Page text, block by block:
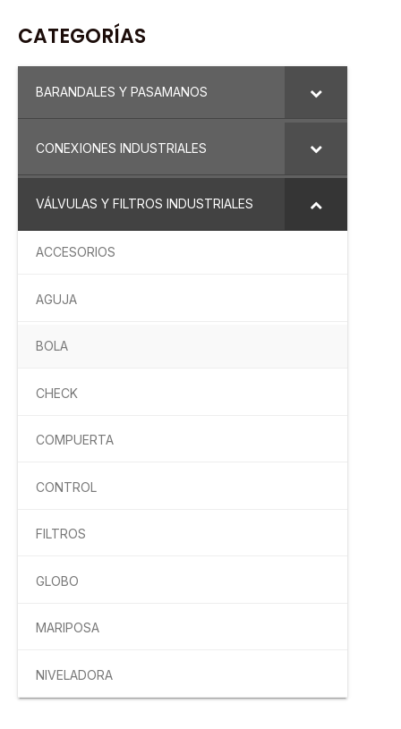
CATEGORÍAS
BARANDALES Y PASAMANOS
CONEXIONES INDUSTRIALES
VÁLVULAS Y FILTROS INDUSTRIALES
ACCESORIOS
AGUJA
BOLA
CHECK
COMPUERTA
CONTROL
FILTROS
GLOBO
MARIPOSA
NIVELADORA